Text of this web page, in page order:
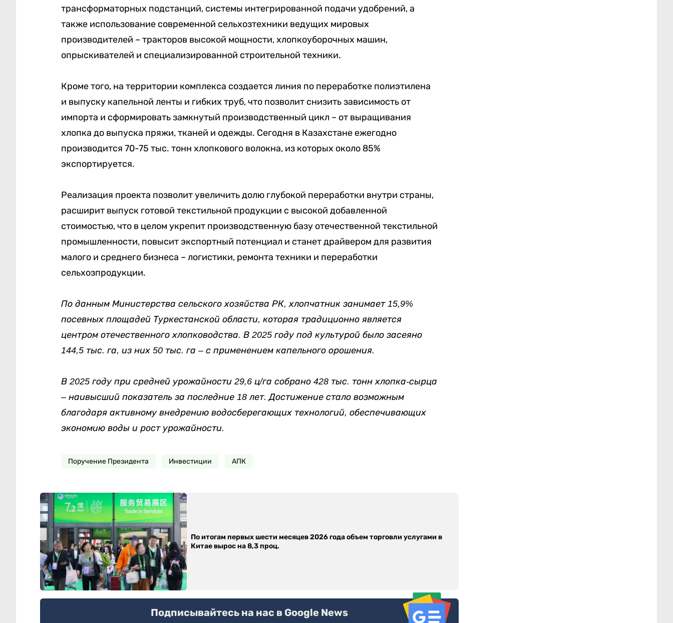
трансформаторных подстанций, системы интегрированной подачи удобрений, а
также использование современной сельхозтехники ведущих мировых
производителей – тракторов высокой мощности, хлопкоуборочных машин,
опрыскивателей и специализированной строительной техники.
Кроме того, на территории комплекса создается линия по переработке полиэтилена
и выпуску капельной ленты и гибких труб, что позволит снизить зависимость от
импорта и сформировать замкнутый производственный цикл – от выращивания
хлопка до выпуска пряжи, тканей и одежды. Сегодня в Казахстане ежегодно
производится 70-75 тыс. тонн хлопкового волокна, из которых около 85%
экспортируется.
Реализация проекта позволит увеличить долю глубокой переработки внутри страны,
расширит выпуск готовой текстильной продукции с высокой добавленной
стоимостью, что в целом укрепит производственную базу отечественной текстильной
промышленности, повысит экспортный потенциал и станет драйвером для развития
малого и среднего бизнеса – логистики, ремонта техники и переработки
сельхозпродукции.
По данным Министерства сельского хозяйства РК, хлопчатник занимает 15,9%
посевных площадей Туркестанской области, которая традиционно является
центром отечественного хлопководства. В 2025 году под культурой было засеяно
144,5 тыс. га, из них 50 тыс. га – с применением капельного орошения.
В 2025 году при средней урожайности 29,6 ц/га собрано 428 тыс. тонн хлопка-сырца
– наивысший показатель за последние 18 лет. Достижение стало возможным
благодаря активному внедрению водосберегающих технологий, обеспечивающих
экономию воды и рост урожайности.
Поручение Президента Инвестиции АПК
По итогам первых шести месяцев 2026 года объем торговли услугами в
Китае вырос на 8,3 проц.
Подписывайтесь на нас в Google News